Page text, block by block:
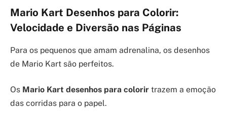
Mario Kart Desenhos para Colorir:
Velocidade e Diversão nas Páginas
Para os pequenos que amam adrenalina, os desenhos
de Mario Kart são perfeitos.
Os Mario Kart desenhos para colorir trazem a emoção
das corridas para o papel.